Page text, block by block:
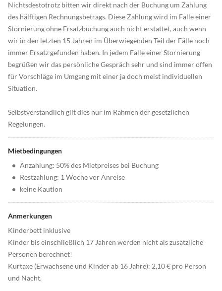
Nichtsdestotrotz bitten wir direkt nach der Buchung um Zahlung
des hälftigen Rechnungsbetrags. Diese Zahlung wird im Falle einer
Stornierung ohne Ersatzbuchung auch nicht erstattet, auch wenn
wir in den letzten 15 Jahren im Überwiegenden Teil der Fälle noch
immer Ersatz gefunden haben. In jedem Falle einer Stornierung
begrüßen wir das persönliche Gespräch sehr und sind immer offen
für Vorschläge im Umgang mit einer ja doch meist individuellen
Situation.
Selbstverständlich gilt dies nur im Rahmen der gesetzlichen
Regelungen.
Mietbedingungen
• Anzahlung: 50% des Mietpreises bei Buchung
• Restzahlung: 1 Woche vor Anreise
• keine Kaution
Anmerkungen
Kinderbett inklusive
Kinder bis einschließlich 17 Jahren werden nicht als zusätzliche
Personen berechnet!
Kurtaxe (Erwachsene und Kinder ab 16 Jahre): 2,10 € pro Person
und Nacht.